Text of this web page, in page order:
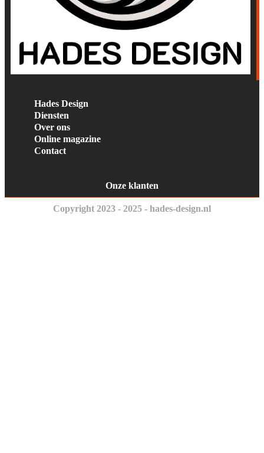
Hades Design
Diensten
Over ons
Online magazine
Contact
Onze klanten
Copyright 2023 - 2025 - hades-design.nl